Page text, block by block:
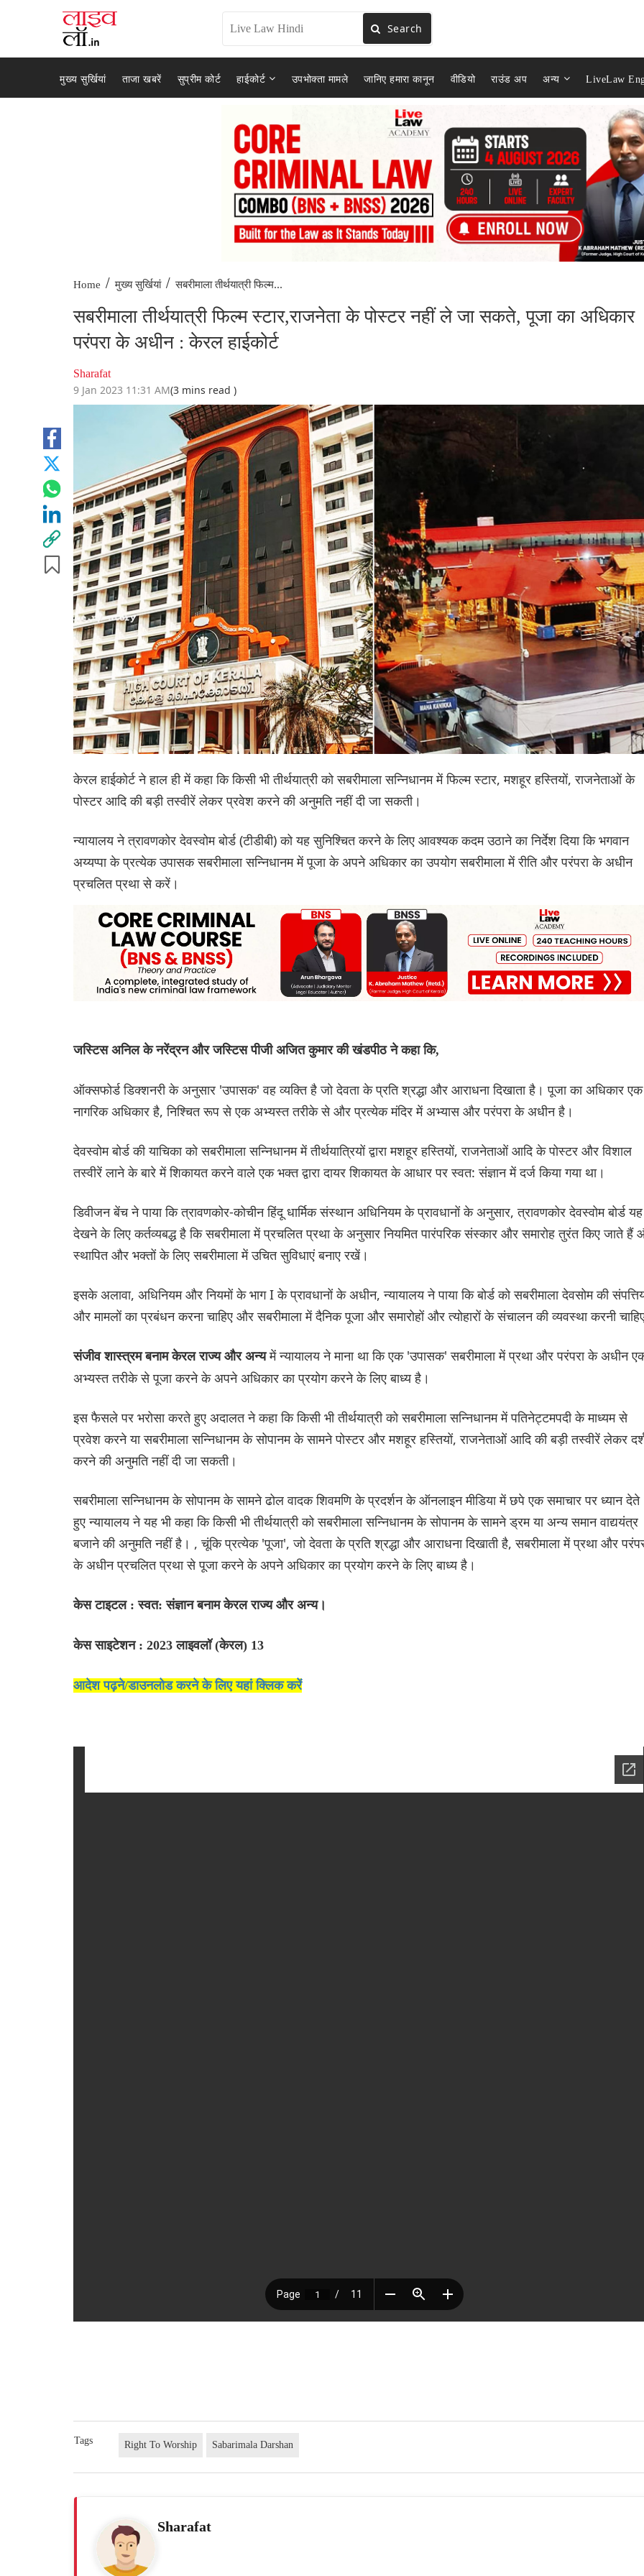
Search
मुख्य सुर्खियां ताजा खबरें सुप्रीम कोर्ट हाईकोर्ट उपभोक्ता मामले जानिए हमारा कानून वीडियो राउंड अप अन्य LiveLaw
Home / मुख्य सुर्खियां / सबरीमाला तीर्थयात्री फिल्म...
सबरीमाला तीर्थयात्री फिल्म स्टार,राजनेता के पोस्टर नहीं ले जा सकते, पूजा का अधिकार
परंपरा के अधीन : केरल हाईकोर्ट
Sharafat
9 Jan 2023 11:31 AM(3 mins read )
केरल हाईकोर्ट ने हाल ही में कहा कि किसी भी तीर्थयात्री को सबरीमाला सन्निधानम में फिल्म स्टार, मशहूर हस्तियों, राजनेताओं के
पोस्टर आदि की बड़ी तस्वीरें लेकर प्रवेश करने की अनुमति नहीं दी जा सकती।
न्यायालय ने त्रावणकोर देवस्वोम बोर्ड (टीडीबी) को यह सुनिश्चित करने के लिए आवश्यक कदम उठाने का निर्देश दिया कि भगवान
अय्यप्पा के प्रत्येक उपासक सबरीमाला सन्निधानम में पूजा के अपने अधिकार का उपयोग सबरीमाला में रीति और परंपरा के अधीन
प्रचलित प्रथा से करें।
जस्टिस अनिल के नरेंद्रन और जस्टिस पीजी अजित कुमार की खंडपीठ ने कहा कि,
ऑक्सफोर्ड डिक्शनरी के अनुसार 'उपासक' वह व्यक्ति है जो देवता के प्रति श्रद्धा और आराधना दिखाता है। पूजा का अधिकार एक
नागरिक अधिकार है, निश्चित रूप से एक अभ्यस्त तरीके से और प्रत्येक मंदिर में अभ्यास और परंपरा के अधीन है।
देवस्वोम बोर्ड की याचिका को सबरीमाला सन्निधानम में तीर्थयात्रियों द्वारा मशहूर हस्तियों, राजनेताओं आदि के पोस्टर और विशाल
तस्वीरें लाने के बारे में शिकायत करने वाले एक भक्त द्वारा दायर शिकायत के आधार पर स्वत: संज्ञान में दर्ज किया गया था।
डिवीजन बेंच ने पाया कि त्रावणकोर-कोचीन हिंदू धार्मिक संस्थान अधिनियम के प्रावधानों के अनुसार, त्रावणकोर देवस्वोम बोर्ड यह
देखने के लिए कर्तव्यबद्ध है कि सबरीमाला में प्रचलित प्रथा के अनुसार नियमित पारंपरिक संस्कार और समारोह तुरंत किए जाते हैं
स्थापित और भक्तों के लिए सबरीमाला में उचित सुविधाएं बनाए रखें।
इसके अलावा, अधिनियम और नियमों के भाग I के प्रावधानों के अधीन, न्यायालय ने पाया कि बोर्ड को सबरीमाला देवसोम की
और मामलों का प्रबंधन करना चाहिए और सबरीमाला में दैनिक पूजा और समारोहों और त्योहारों के संचालन की व्यवस्था करनी
संजीव शास्त्रम बनाम केरल राज्य और अन्यमें न्यायालय ने माना था कि एक 'उपासक' सबरीमाला में प्रथा और परंपरा के अधीन
अभ्यस्त तरीके से पूजा करने के अपने अधिकार का प्रयोग करने के लिए बाध्य है।
इस फैसले पर भरोसा करते हुए अदालत ने कहा कि किसी भी तीर्थयात्री को सबरीमाला सन्निधानम में पतिनेट्टमपदी के माध्यम से
प्रवेश करने या सबरीमाला सन्निधानम के सोपानम के सामने पोस्टर और मशहूर हस्तियों, राजनेताओं आदि की बड़ी तस्वीरें लेकर
करने की अनुमति नहीं दी जा सकती।
सबरीमाला सन्निधानम के सोपानम के सामने ढोल वादक शिवमणि के प्रदर्शन के ऑनलाइन मीडिया में छपे एक समाचार पर ध्यान देते
हुए न्यायालय ने यह भी कहा कि किसी भी तीर्थयात्री को सबरीमाला सन्निधानम के सोपानम के सामने ड्रम या अन्य समान वाद्ययंत्र
बजाने की अनुमति नहीं है। , चूंकि प्रत्येक 'पूजा', जो देवता के प्रति श्रद्धा और आराधना दिखाती है, सबरीमाला में प्रथा और
के अधीन प्रचलित प्रथा से पूजा करने के अपने अधिकार का प्रयोग करने के लिए बाध्य है।
केस टाइटल : स्वत: संज्ञान बनाम केरल राज्य और अन्य।
केस साइटेशन : 2023 लाइवलॉ (केरल) 13
आदेश पढ़ने/डाउनलोड करने के लिए यहां क्लिक करें
Tags Right To Worship Sabarimala Darshan
Sharafat